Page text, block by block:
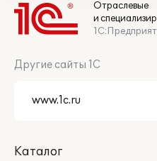
Отраслевые
и
Другие сайты 1С
Каталог